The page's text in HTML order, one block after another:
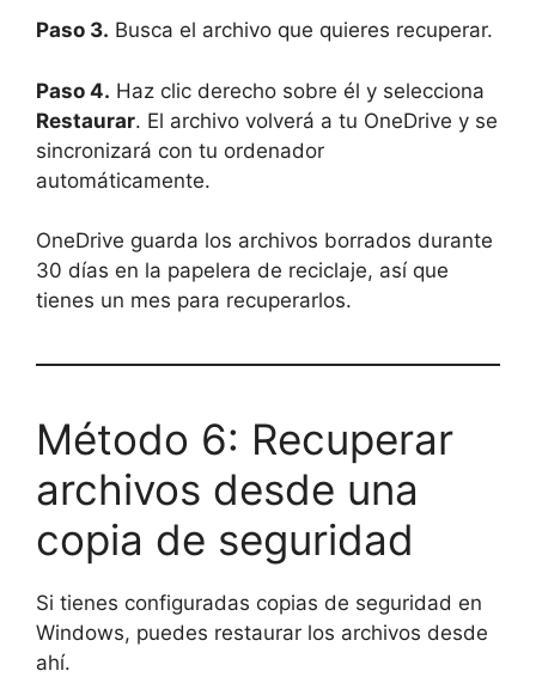
Paso 3. Busca el archivo que quieres recuperar.
Paso 4. Haz clic derecho sobre él y selecciona
Restaurar. El archivo volverá a tu OneDrive y se
sincronizará con tu ordenador
automáticamente.
OneDrive guarda los archivos borrados durante
30 días en la papelera de reciclaje, así que
tienes un mes para recuperarlos.
Método 6: Recuperar
archivos desde una
copia de seguridad
Si tienes configuradas copias de seguridad en
Windows, puedes restaurar los archivos desde
ahí.